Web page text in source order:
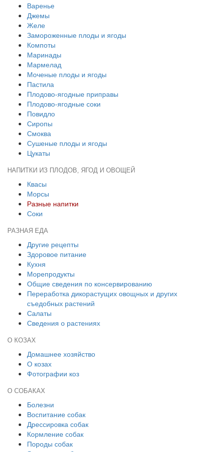
Варенье
Джемы
Желе
Замороженные плоды и ягоды
Компоты
Маринады
Мармелад
Моченые плоды и ягоды
Пастила
Плодово-ягодные приправы
Плодово-ягодные соки
Повидло
Сиропы
Смоква
Сушеные плоды и ягоды
Цукаты
НАПИТКИ ИЗ ПЛОДОВ, ЯГОД И ОВОЩЕЙ
Квасы
Морсы
Разные напитки
Соки
РАЗНАЯ ЕДА
Другие рецепты
Здоровое питание
Кухня
Морепродукты
Общие сведения по консервированию
Переработка дикорастущих овощных и других
съедобных растений
Салаты
Сведения о растениях
О КОЗАХ
Домашнее хозяйство
О козах
Фотографии коз
О СОБАКАХ
Болезни
Воспитание собак
Дрессировка собак
Кормление собак
Породы собак